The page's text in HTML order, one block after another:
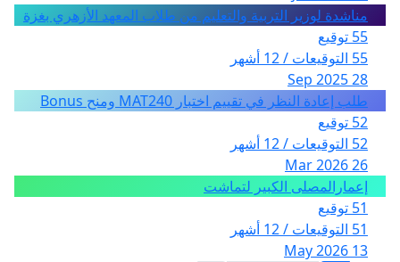
مناشدة لوزير التربية والتعليم من طلاب المعهد الأزهري بغزة
55 توقيع
55 التوقيعات / 12 أشهر
28 Sep 2025
طلب إعادة النظر في تقييم اختبار MAT240 ومنح Bonus
52 توقيع
52 التوقيعات / 12 أشهر
26 Mar 2026
إعمارالمصلى الكبير لتماشت
51 توقيع
51 التوقيعات / 12 أشهر
13 May 2026